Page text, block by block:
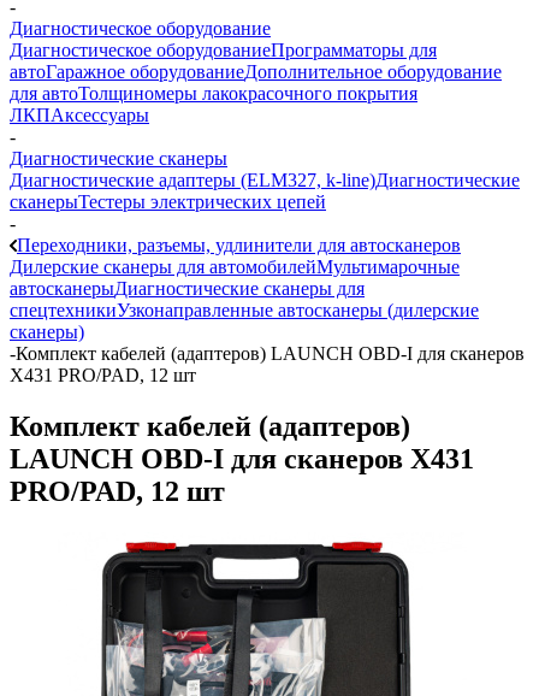
-
Диагностическое оборудование
Диагностическое оборудованиеПрограмматоры для
автоГаражное оборудованиеДополнительное оборудование
для автоТолщиномеры лакокрасочного покрытия
ЛКПАксессуары
-
Диагностические сканеры
Диагностические адаптеры (ELM327, k-line)Диагностические
сканерыТестеры электрических цепей
-
Переходники, разъемы, удлинители для автосканеров
Дилерские сканеры для автомобилейМультимарочные
автосканерыДиагностические сканеры для
спецтехникиУзконаправленные автосканеры (дилерские
сканеры)
-Комплект кабелей (адаптеров) LAUNCH OBD-I для сканеров
X431 PRO/PAD, 12 шт
Комплект кабелей (адаптеров)
LAUNCH OBD-I для сканеров X431
PRO/PAD, 12 шт